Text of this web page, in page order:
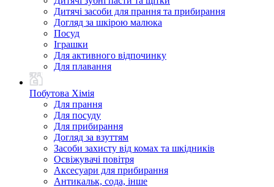
Дитячі засоби для прання та прибирання
Догляд за шкірою малюка
Посуд
Іграшки
Для активного відпочинку
Для плавання
Побутова Хімія
Для прання
Для посуду
Для прибирання
Догляд за взуттям
Засоби захисту від комах та шкідників
Освіжувачі повітря
Аксесуари для прибирання
Антикальк, сода, інше